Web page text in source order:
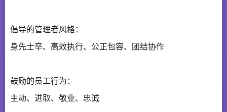
倡导的管理者风格：
身先士卒、高效执行、公正包容、团结协作
鼓励的员工行为：
主动、进取、敬业、忠诚